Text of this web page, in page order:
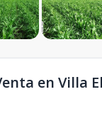
en Villa